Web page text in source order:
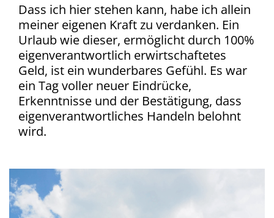
Dass ich hier stehen kann, habe ich allein
meiner eigenen Kraft zu verdanken. Ein
Urlaub wie dieser, ermöglicht durch 100%
eigenverantwortlich erwirtschaftetes
Geld, ist ein wunderbares Gefühl. Es war
ein Tag voller neuer Eindrücke,
Erkenntnisse und der Bestätigung, dass
eigenverantwortliches Handeln belohnt
wird.